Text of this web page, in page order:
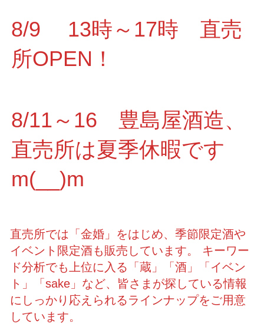
8/9 13時～17時 直売
所OPEN！
8/11～16 豊島屋酒造、
直売所は夏季休暇です
m(__)m
直売所では「金婚」をはじめ、季節限定酒や
イベント限定酒も販売しています。 キーワー
ド分析でも上位に入る「蔵」「酒」「イベン
ト」「sake」など、皆さまが探している情報
にしっかり応えられるラインナップをご用意
しています。